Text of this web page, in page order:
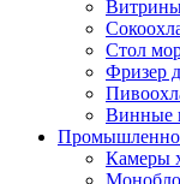
Стол
Фризер
Винные
Камеры